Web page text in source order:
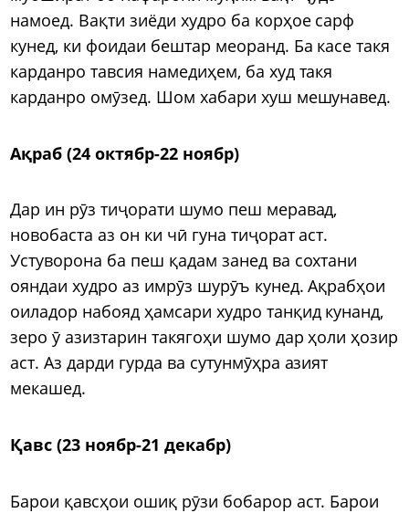
намоед. Вақти зиёди худро ба корҳое сарф
кунед, ки фоидаи бештар меоранд. Ба касе такя
карданро тавсия намедиҳем, ба худ такя
карданро омӯзед. Шом хабари хуш мешунавед.
Ақраб (24 октябр-22 ноябр)
Дар ин рӯз тиҷорати шумо пеш меравад,
новобаста аз он ки чӣ гуна тиҷорат аст.
Устуворона ба пеш қадам занед ва сохтани
ояндаи худро аз имрӯз шурӯъ кунед. Ақрабҳои
оиладор набояд ҳамсари худро танқид кунанд,
зеро ӯ азизтарин такягоҳи шумо дар ҳоли ҳозир
аст. Аз дарди гурда ва сутунмӯҳра азият
мекашед.
Қавс (23 ноябр-21 декабр)
Барои қавсҳои ошиқ рӯзи бобарор аст. Барои